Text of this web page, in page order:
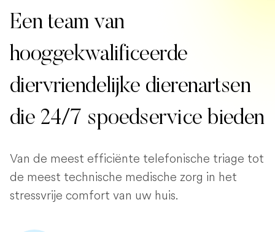
Een team van
hooggekwalificeerde
diervriendelijke dierenartsen
die 24/7 spoedservice bieden
Van de meest efficiënte telefonische triage tot
de meest technische medische zorg in het
stressvrije comfort van uw huis.